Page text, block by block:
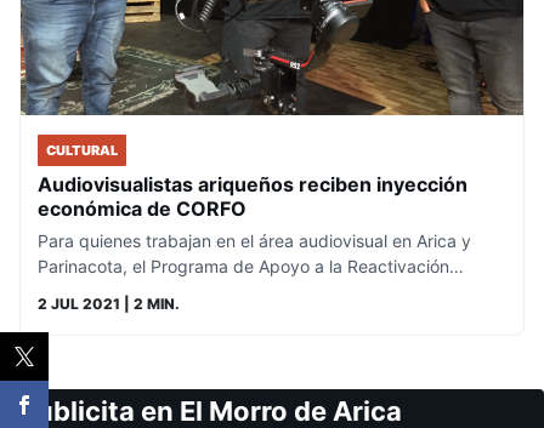
CULTURAL
Audiovisualistas ariqueños reciben inyección
económica de CORFO
Para quienes trabajan en el área audiovisual en Arica y
Parinacota, el Programa de Apoyo a la Reactivación…
2 JUL 2021 | 2 MIN.
Publicita en El Morro de Arica